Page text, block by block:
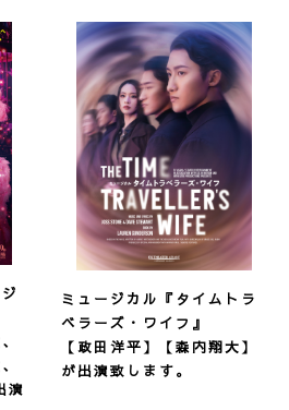
演
ミュージカル『タイムトラ
ベラーズ・ワイフ』
【政田洋平】【森内翔大】
が出演致します。